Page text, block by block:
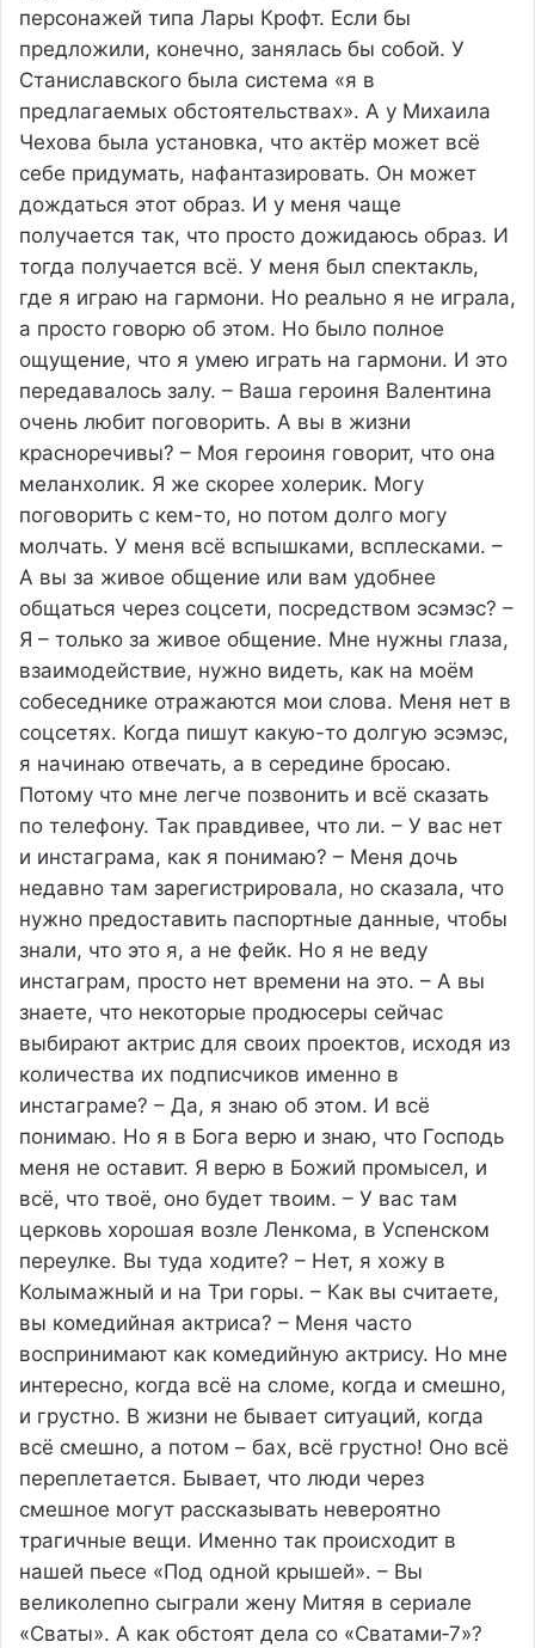
персонажей типа Лары Крофт. Если бы
предложили, конечно, занялась бы собой. У
Станиславского была система «я в
предлагаемых обстоятельствах». А у Михаила
Чехова была установка, что актёр может всё
себе придумать, нафантазировать. Он может
дождаться этот образ. И у меня чаще
получается так, что просто дожидаюсь образ. И
тогда получается всё. У меня был спектакль,
где я играю на гармони. Но реально я не играла,
а просто говорю об этом. Но было полное
ощущение, что я умею играть на гармони. И это
передавалось залу. – Ваша героиня Валентина
очень любит поговорить. А вы в жизни
красноречивы? – Моя героиня говорит, что она
меланхолик. Я же скорее холерик. Могу
поговорить с кем-то, но потом долго могу
молчать. У меня всё вспышками, всплесками. –
А вы за живое общение или вам удобнее
общаться через соцсети, посредством эсэмэс? –
Я – только за живое общение. Мне нужны глаза,
взаимодействие, нужно видеть, как на моём
собеседнике отражаются мои слова. Меня нет в
соцсетях. Когда пишут какую-то долгую эсэмэс,
я начинаю отвечать, а в середине бросаю.
Потому что мне легче позвонить и всё сказать
по телефону. Так правдивее, что ли. – У вас нет
и инстаграма, как я понимаю? – Меня дочь
недавно там зарегистрировала, но сказала, что
нужно предоставить паспортные данные, чтобы
знали, что это я, а не фейк. Но я не веду
инстаграм, просто нет времени на это. – А вы
знаете, что некоторые продюсеры сейчас
выбирают актрис для своих проектов, исходя из
количества их подписчиков именно в
инстаграме? – Да, я знаю об этом. И всё
понимаю. Но я в Бога верю и знаю, что Господь
меня не оставит. Я верю в Божий промысел, и
всё, что твоё, оно будет твоим. – У вас там
церковь хорошая возле Ленкома, в Успенском
переулке. Вы туда ходите? – Нет, я хожу в
Колымажный и на Три горы. – Как вы считаете,
вы комедийная актриса? – Меня часто
воспринимают как комедийную актрису. Но мне
интересно, когда всё на сломе, когда и смешно,
и грустно. В жизни не бывает ситуаций, когда
всё смешно, а потом – бах, всё грустно! Оно всё
переплетается. Бывает, что люди через
смешное могут рассказывать невероятно
трагичные вещи. Именно так происходит в
нашей пьесе «Под одной крышей». – Вы
великолепно сыграли жену Митяя в сериале
«Сваты». А как обстоят дела со «Сватами‑7»?